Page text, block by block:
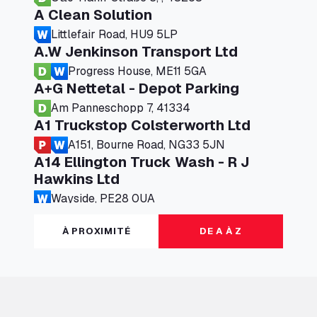
A Clean Solution
Littlefair Road, HU9 5LP
A.W Jenkinson Transport Ltd
Progress House, ME11 5GA
A+G Nettetal - Depot Parking
Am Panneschopp 7, 41334
A1 Truckstop Colsterworth Ltd
A151, Bourne Road, NG33 5JN
A14 Ellington Truck Wash - R J
Hawkins Ltd
Wayside, PE28 0UA
A19 Northbound Services (Exelby)
Ingleby Arncliffe, DL6 3JT
A19 Services North (Ron Perry)
À PROXIMITÉ DE A À Z